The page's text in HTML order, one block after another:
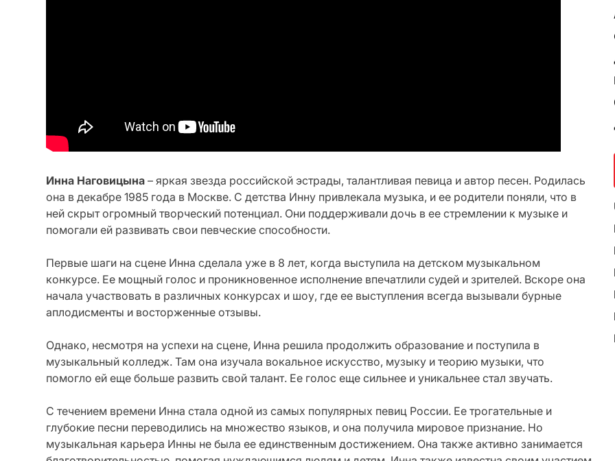
Инна Наговицына – яркая звезда российской эстрады, талантливая певица и автор песен. Родилась
она в декабре 1985 года в Москве. С детства Инну привлекала музыка, и ее родители поняли, что в
ней скрыт огромный творческий потенциал. Они поддерживали дочь в ее стремлении к музыке и
помогали ей развивать свои певческие способности.
Первые шаги на сцене Инна сделала уже в 8 лет, когда выступила на детском музыкальном
конкурсе. Ее мощный голос и проникновенное исполнение впечатлили судей и зрителей. Вскоре она
начала участвовать в различных конкурсах и шоу, где ее выступления всегда вызывали бурные
аплодисменты и восторженные отзывы.
Однако, несмотря на успехи на сцене, Инна решила продолжить образование и поступила в
музыкальный колледж. Там она изучала вокальное искусство, музыку и теорию музыки, что
помогло ей еще больше развить свой талант. Ее голос еще сильнее и уникальнее стал звучать.
С течением времени Инна стала одной из самых популярных певиц России. Ее трогательные и
глубокие песни переводились на множество языков, и она получила мировое признание. Но
музыкальная карьера Инны не была ее единственным достижением. Она также активно занимается